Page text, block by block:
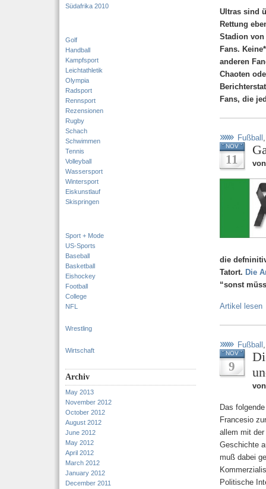
Südafrika 2010
Golf
Handball
Kampfsport
Leichtathletik
Olympia
Radsport
Rennsport
Rezensionen
Rugby
Schach
Schwimmen
Tennis
Volleyball
Wassersport
Wintersport
Eiskunstlauf
Skispringen
Sport + Mode
US-Sports
Baseball
Basketball
Eishockey
Football
College
NFL
Wrestling
Wirtschaft
Archiv
May 2013
November 2012
October 2012
August 2012
June 2012
May 2012
April 2012
March 2012
January 2012
December 2011
Ultras sind
Rettung
Stadion
Fans.
anderen
Chaoten
Fans, die
Fußball
NOV
11
die
Tatort. Die
“sonst
Artikel lesen
Fußball
NOV
9
Das
Francesio
allem mit
Geschichte
muß dabei
Politische